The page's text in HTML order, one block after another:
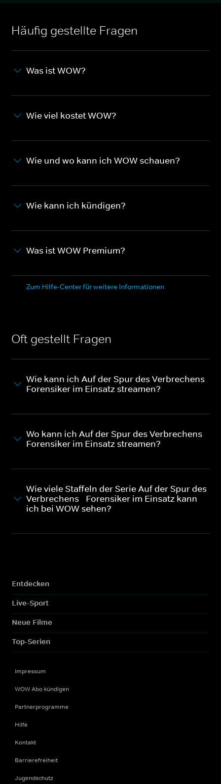
Häufig gestellte Fragen
Was ist WOW?
Wie viel kostet WOW?
Wie und wo kann ich WOW schauen?
Wie kann ich kündigen?
Was ist WOW Premium?
Zum Hilfe-Center für weitere Informationen
Oft gestellt Fragen
Wie kann ich Auf der Spur des Verbrechens -
Forensiker im Einsatz streamen?
Wo kann ich Auf der Spur des Verbrechens -
Forensiker im Einsatz streamen?
Wie viele Staffeln der Serie Auf der Spur des
Verbrechens - Forensiker im Einsatz kann
ich bei WOW sehen?
Entdecken
Live-Sport
Neue Filme
Top-Serien
Impressum
WOW Abo kündigen
Partnerprogramme
Hilfe
Kontakt
Barrierefreiheit
Jugendschutz